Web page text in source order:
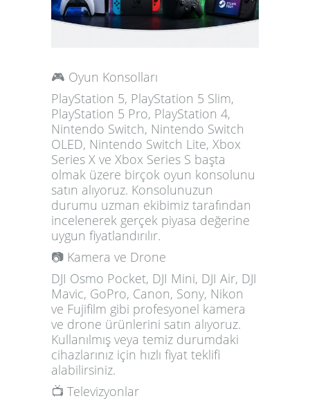
🎮 Oyun Konsolları
PlayStation 5, PlayStation 5 Slim,
PlayStation 5 Pro, PlayStation 4,
Nintendo Switch, Nintendo Switch
OLED, Nintendo Switch Lite, Xbox
Series X ve Xbox Series S başta
olmak üzere birçok oyun konsolunu
satın alıyoruz. Konsolunuzun
durumu uzman ekibimiz tarafından
incelenerek gerçek piyasa değerine
uygun fiyatlandırılır.
📷 Kamera ve Drone
DJI Osmo Pocket, DJI Mini, DJI Air, DJI
Mavic, GoPro, Canon, Sony, Nikon
ve Fujifilm gibi profesyonel kamera
ve drone ürünlerini satın alıyoruz.
Kullanılmış veya temiz durumdaki
cihazlarınız için hızlı fiyat teklifi
alabilirsiniz.
📺 Televizyonlar